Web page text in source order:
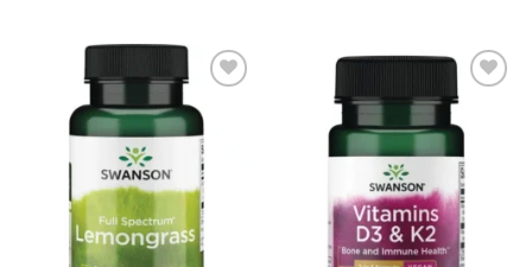
Kívánságlistához
adás
Kívánságlistához
adás